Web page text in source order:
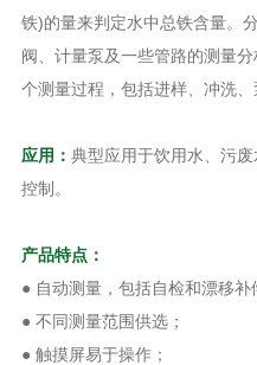
铁)的量来判定水中总铁含量。
阀、计量泵及一些管路的测量
个测量过程，包括进样、冲洗、
应用： 典型应用于饮用水、污
控制。
产品特点：
● 自动测量，包括自检和漂移补
● 不同测量范围供选；
● 触摸屏易于操作；